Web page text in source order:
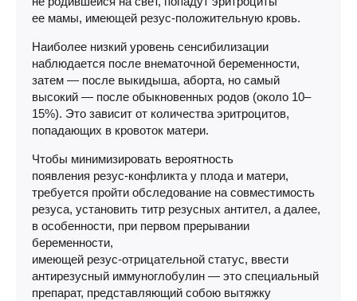
ее мамы, имеющей резус-положительную кровь.
Наиболее низкий уровень сенсибилизации
наблюдается после внематочной беременности,
затем — после выкидыша, аборта, но самый
высокий — после обыкновенных родов (около 10–
15%). Это зависит от количества эритроцитов,
попадающих в кровоток матери.
Чтобы минимизировать вероятность
появления резус-конфликта у плода и матери,
требуется пройти обследование на совместимость
резуса, установить титр резусных антител, а далее,
в особенности, при первом прерывании
беременности,
имеющей резус-отрицательной статус, ввести
антирезусный иммуноглобулин — это специальный
препарат, представляющий собою вытяжку